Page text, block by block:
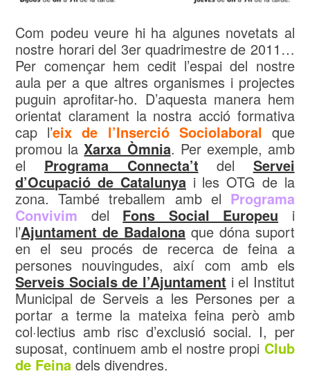
Com podeu veure hi ha algunes novetats al
nostre horari del 3er quadrimestre de 2011…
Per començar hem cedit l’espai del nostre
aula per a que altres organismes i projectes
puguin aprofitar-ho. D’aquesta manera hem
orientat clarament la nostra acció formativa
cap l’eix de l’Inserció Sociolaboral que
promou laXarxa Òmnia. Per exemple, amb
el Programa Connecta’t del Servei
d’Ocupació de Catalunyai les OTG de la
zona. També treballem amb el Programa
Convivim del Fons Social Europeu i
l’Ajuntament de Badalona que dóna suport
en el seu procés de recerca de feina a
persones nouvingudes, així com amb els
Serveis Socials de l’Ajuntament i el Institut
Municipal de Serveis a les Persones per a
portar a terme la mateixa feina però amb
col·lectius amb risc d’exclusió social. I, per
suposat, continuem amb el nostre propi Club
de Feina dels divendres.